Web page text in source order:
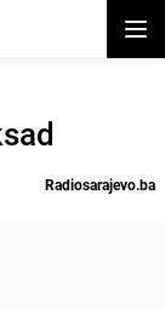
Radiosarajevo.ba